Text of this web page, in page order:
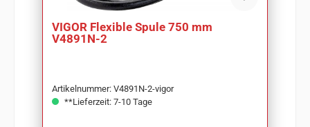
VIGOR Flexible Spule 750 mm
V4891N-2
Artikelnummer: V4891N-2-vigor
**Lieferzeit: 7-10 Tage